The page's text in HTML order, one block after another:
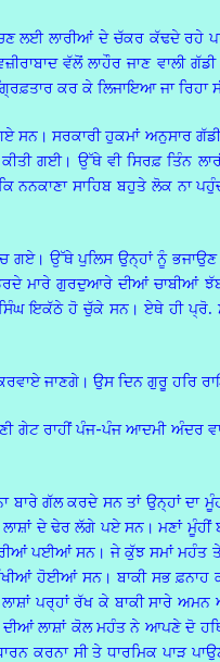
ਲਈ ਲਾਰੀਆਂ ਦੇ ਚੱਕਰ ਕੱਢਦੇ ਰਹੇ
ਵੱਲੋਂ ਲਾਹੌਰ ਜਾਣ ਵਾਲੀ
ਕਰ ਕੇ ਲਿਜਾਇਆ ਜਾ ਰਿਹਾ
ਸਨ। ਸਰਕਾਰੀ ਹੁਕਮਾਂ ਅਨੁਸਾਰ
ਗਈ। ਉੱਥੇ ਵੀ ਸਿਰਫ਼ ਤਿੰਨ
ਨਨਕਾਣਾ ਸਾਹਿਬ ਬਹੁਤੇ ਲੋਕ ਨਾ
ਉੱਥੇ ਪੁਲਿਸ ਉਨ੍ਹਾਂ ਨੂੰ ਭਜਾਉਣ
ਮਾਰੇ ਗੁਰਦੁਆਰੇ ਦੀਆਂ ਚਾਬੀਆਂ
ਇਕੱਠੇ ਹੋ ਚੁੱਕੇ ਸਨ। ਏਥੇ ਹੀ ਪ੍ਰੋ.
ਜਾਣਗੇ। ਉਸ ਦਿਨ ਗੁਰੂ ਹਰਿ
ਗੇਟ ਰਾਹੀਂ ਪੰਜ-ਪੰਜ ਆਦਮੀ ਅੰਦਰ
ਗੱਲ ਕਰਦੇ ਸਨ ਤਾਂ ਉਨ੍ਹਾਂ ਦਾ
ਦੇ ਢੇਰ ਲੱਗੇ ਪਏ ਸਨ। ਮਣਾਂ ਮੂੰਹੀਂ
ਪਈਆਂ ਸਨ। ਜੇ ਕੁੱਝ ਸਮਾਂ ਮਹੰਤ
ਹੋਈਆਂ ਸਨ। ਬਾਕੀ ਸਭ ਫ਼ਨਾਹ
ਪਰ੍ਹਾਂ ਰੱਖ ਕੇ ਬਾਕੀ ਸਾਰੇ ਅਮਨ
ਦੀਆਂ ਲਾਸ਼ਾਂ ਕੋਲ ਮਹੰਤ ਨੇ ਆਪਣੇ ਦੋ
ਕਰਨਾ ਸੀ ਤੇ ਧਾਰਮਿਕ ਪਾੜ